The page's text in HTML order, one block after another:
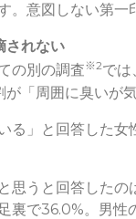
。意図しない第一
されない
の別の調査※2では
「周囲に臭いが
る」と回答した
思うと回答した
裏で36.0%。男